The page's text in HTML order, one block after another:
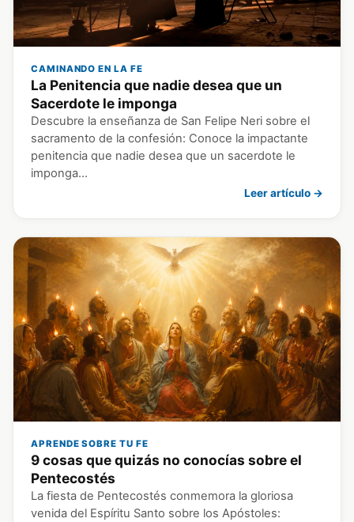
CAMINANDO EN LA FE
La Penitencia que nadie desea que un
Sacerdote le imponga
Descubre la enseñanza de San Felipe Neri sobre el
sacramento de la confesión: Conoce la impactante
penitencia que nadie desea que un sacerdote le
imponga…
Leer artículo →
APRENDE SOBRE TU FE
9 cosas que quizás no conocías sobre el
Pentecostés
La fiesta de Pentecostés conmemora la gloriosa
venida del Espíritu Santo sobre los Apóstoles: